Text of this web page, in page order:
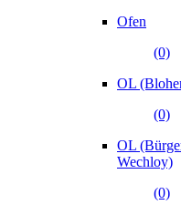
Ofen
(0)
OL
(0)
OL
Wechloy)
(0)